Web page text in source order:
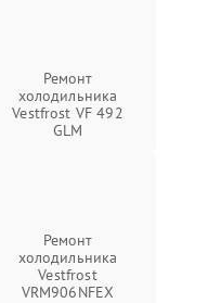
Ремонт
холодильника
Vestfrost VF 492
GLM
Ремонт
холодильника
Vestfrost
VRM906NFEX